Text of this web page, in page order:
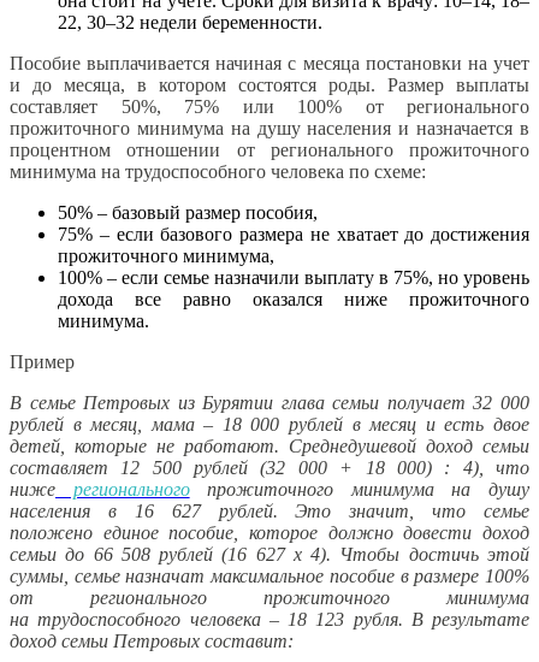
22, 30–32 недели беременности.
Пособие выплачивается начиная с месяца постановки на учет
и до месяца, в котором состоятся роды. Размер выплаты
составляет 50%, 75% или 100% от регионального
прожиточного минимума на душу населения и назначается в
процентном отношении от регионального прожиточного
минимума на трудоспособного человека по схеме:
50% – базовый размер пособия,
75% – если базового размера не хватает до достижения
прожиточного минимума,
100% – если семье назначили выплату в 75%, но уровень
дохода все равно оказался ниже прожиточного
минимума.
Пример
В семье Петровых из Бурятии глава семьи получает 32 000
рублей в месяц, мама – 18 000 рублей в месяц и есть двое
детей, которые не работают. Среднедушевой доход семьи
составляет 12 500 рублей (32 000 + 18 000) : 4), что
ниже региональногопрожиточного минимума на душу
населения в 16 627 рублей. Это значит, что семье
положено единое пособие, которое должно довести доход
семьи до 66 508 рублей (16 627 x 4). Чтобы достичь этой
суммы, семье назначат максимальное пособие в размере 100%
от регионального прожиточного минимума
на трудоспособного человека – 18 123 рубля. В результате
доход семьи Петровых составит: